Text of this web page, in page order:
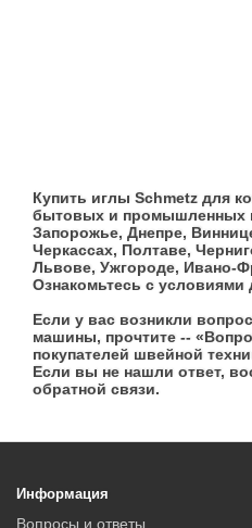
Купить иглы Schmetz для
бытовых и промышленных
Запорожье, Днепре,
Черкассах, Полтаве,
Львове, Ужгороде, Ивано-
Ознакомьтесь с условиями
Если у вас возникли
машины, прочтите --
покупателей швейной
Если вы не нашли ответ,
обратной связи.
Информация
Вопросы и ответы